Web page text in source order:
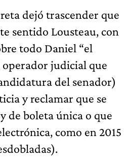
dejó trascender que
sentido Lousteau, con
todo Daniel “el
operador judicial que
del senador)
y reclamar que se
de boleta única o que
como en 2015